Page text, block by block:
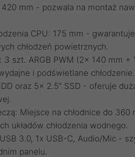
420 mm - pozwala na montaż
CPU: 175 mm -
chłodzeń powietrznych.
szt. ARGB PWM (2x 140 mm
i podświetlane chłodzenie.
oraz 5x 2.5” SSD - oferuje
Miejsce na chłodnice do
układów chłodzenia wodnego.
3.0, 1x USB-C, Audio/Mic -
panelu.